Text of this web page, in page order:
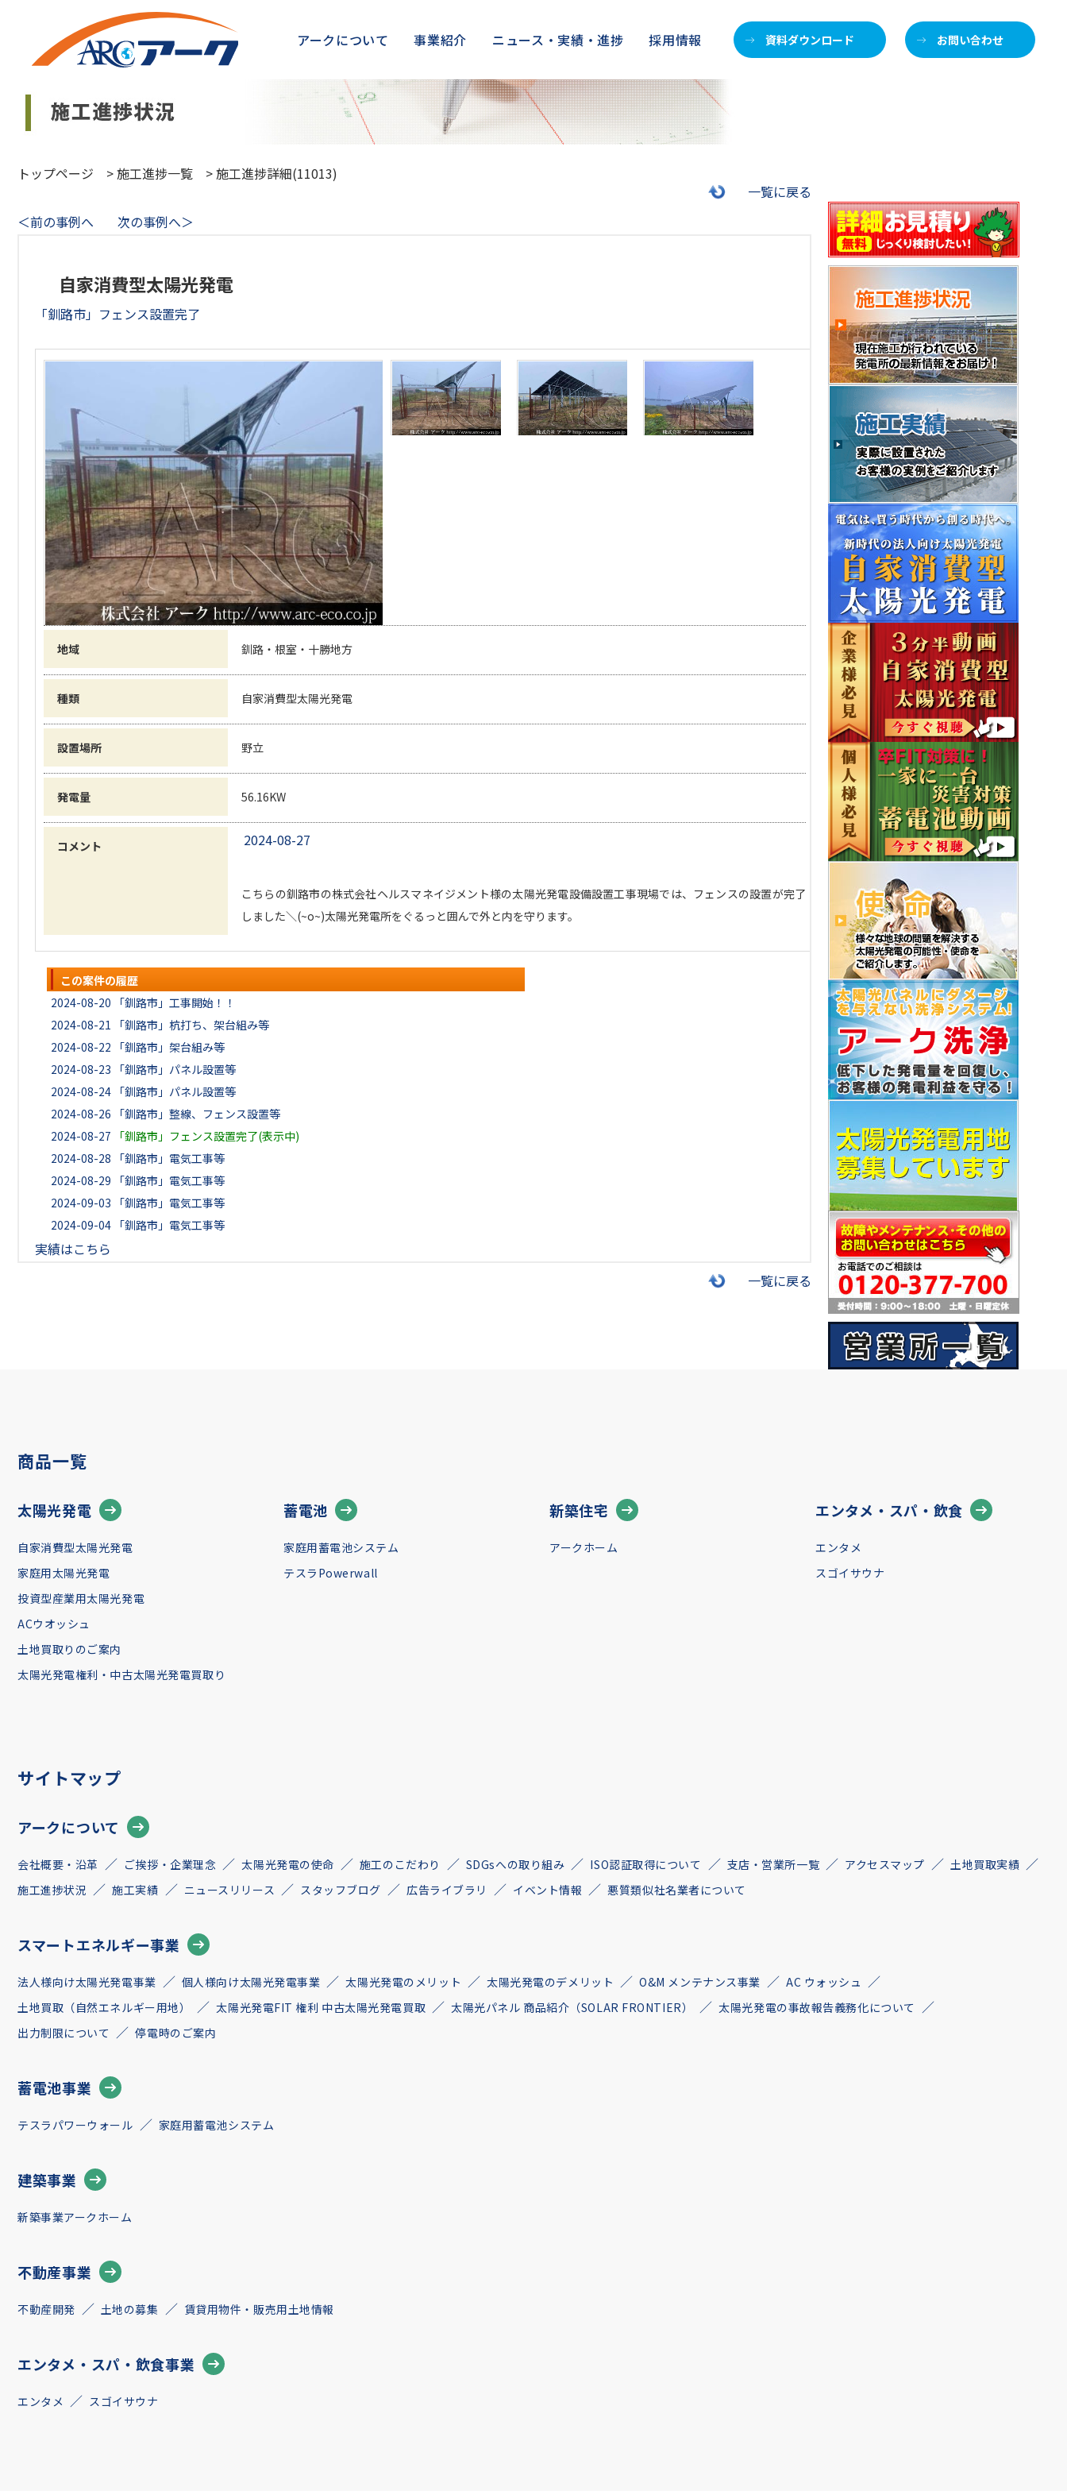
アークについて 事業紹介 ニュース・実績・進捗 採用情報 資料ダウンロード お問い合わせ
トップページ >施工進捗一覧 >施工進捗詳細(11013)
一覧に戻る
＜前の事例へ
次の事例へ＞
自家消費型太陽光発電
「釧路市」フェンス設置完了
地域 釧路・根室・十勝地方
種類 自家消費型太陽光発電
設置場所 野立
発電量 56.16KW
コメント 2024-08-27
こちらの釧路市の株式会社ヘルスマネイジメント様の太陽光発電設備設置工事現場では、フェンスの設置が完了
しました＼(~o~)太陽光発電所をぐるっと囲んで外と内を守ります。
この案件の履歴
2024-08-20
「釧路市」工事開始！！
2024-08-21
「釧路市」杭打ち、架台組み等
2024-08-22
「釧路市」架台組み等
2024-08-23
「釧路市」パネル設置等
2024-08-24 「釧路市」パネル設置等
2024-08-26
「釧路市」整線、フェンス設置等
2024-08-27
「釧路市」フェンス設置完了(表示中)
2024-08-28
「釧路市」電気工事等
2024-08-29
「釧路市」電気工事等
2024-09-03
「釧路市」電気工事等
2024-09-04 「釧路市」電気工事等
実績はこちら
一覧に戻る
商品一覧
太陽光発電
自家消費型太陽光発電
家庭用太陽光発電
投資型産業用太陽光発電
ACウオッシュ
土地買取りのご案内
太陽光発電権利・中古太陽光発電買取り
蓄電池
家庭用蓄電池システム
テスラPowerwall
新築住宅
アークホーム
エンタメ・スパ・飲食
エンタメ
スゴイサウナ
サイトマップ
アークについて
会社概要・沿革 ご挨拶・企業理念 太陽光発電の使命 施工のこだわり SDGsへの取り組み ISO認証取得について 支店・営業所一覧 アクセスマップ
土地買取実績
施工進捗状況
施工実績 ニュースリリース スタッフブログ 広告ライブラリ イベント情報 悪質類似社名業者について
スマートエネルギー事業
法人様向け太陽光発電事業 個人様向け太陽光発電事業 太陽光発電のメリット 太陽光発電のデメリット O&M メンテナンス事業
AC ウォッシュ
土地買取（自然エネルギー用地）
太陽光発電FIT 権利 中古太陽光発電買取 太陽光パネル 商品紹介（SOLAR FRONTIER）
太陽光発電の事故報告義務化について
出力制限について
停電時のご案内
蓄電池事業
テスラパワーウォール 家庭用蓄電池システム
建築事業
新築事業アークホーム
不動産事業
不動産開発 土地の募集 賃貸用物件・販売用土地情報
エンタメ・スパ・飲食事業
エンタメ スゴイサウナ